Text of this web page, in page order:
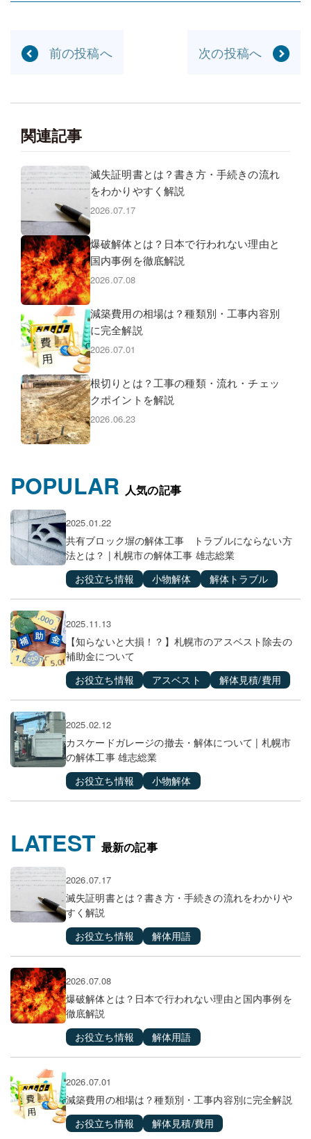
前の投稿へ 次の投稿へ
関連記事
滅失証明書とは？書き方・手続きの流れ
をわかりやすく解説
2026.07.17
爆破解体とは？日本で行われない理由と
国内事例を徹底解説
2026.07.08
減築費用の相場は？種類別・工事内容別
に完全解説
2026.07.01
根切りとは？工事の種類・流れ・チェッ
クポイントを解説
2026.06.23
POPULAR 人気の記事
2025.01.22
共有ブロック塀の解体工事 トラブルにならない方
法とは？ | 札幌市の解体工事 雄志総業
お役立ち情報
小物解体 解体トラブル
2025.11.13
【知らないと大損！？】札幌市のアスベスト除去の
補助金について
お役立ち情報
アスベスト 解体見積/費用
2025.02.12
カスケードガレージの撤去・解体について | 札幌市
の解体工事 雄志総業
お役立ち情報
小物解体
LATEST 最新の記事
2026.07.17
滅失証明書とは？書き方・手続きの流れをわかりや
すく解説
お役立ち情報
解体用語
2026.07.08
爆破解体とは？日本で行われない理由と国内事例を
徹底解説
お役立ち情報
解体用語
2026.07.01
減築費用の相場は？種類別・工事内容別に完全解説
お役立ち情報
解体見積/費用